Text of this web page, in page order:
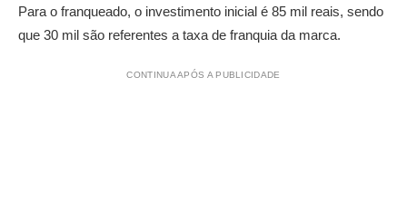
Para o franqueado, o investimento inicial é 85 mil reais, sendo
que 30 mil são referentes a taxa de franquia da marca.
CONTINUA APÓS A PUBLICIDADE